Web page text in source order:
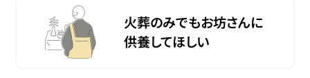
火葬のみでもお坊さんに
供養してほしい